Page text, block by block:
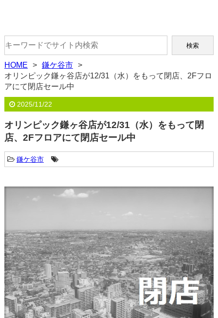
HOME
鎌ケ谷市
オリンピック鎌ヶ谷店が12/31（水）をもって閉店、2Fフロ
アにて閉店セール中
2025/11/22
オリンピック鎌ヶ谷店が12/31（水）をもって閉
店、2Fフロアにて閉店セール中
鎌ケ谷市